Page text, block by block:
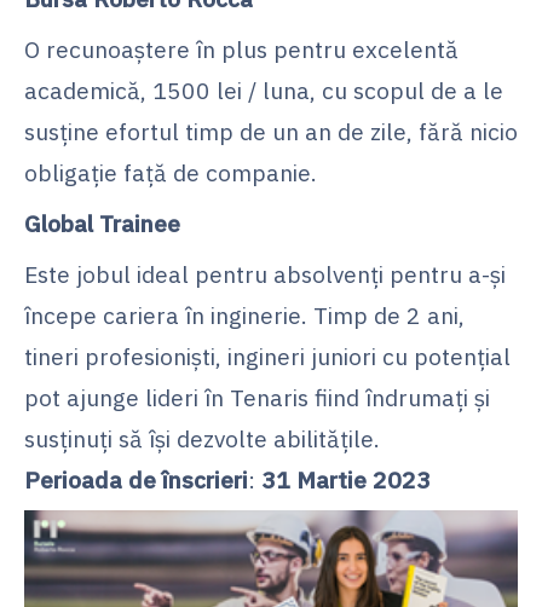
O recunoaștere în plus pentru excelentă
academică, 1500 lei / luna, cu scopul de a le
susține efortul timp de un an de zile, fără nicio
obligație față de companie.
Global Trainee
Este jobul ideal pentru absolvenți pentru a-și
începe cariera în inginerie. Timp de 2 ani,
tineri profesioniști, ingineri juniori cu potențial
pot ajunge lideri în Tenaris fiind îndrumați și
susținuți să își dezvolte abilitățile.
Perioada de înscrieri: 31 Martie 2023